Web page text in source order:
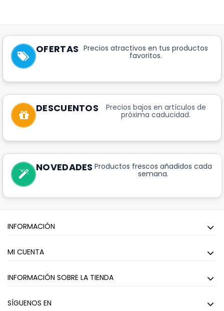
OFERTAS Precios atractivos en tus productos
favoritos.
DESCUENTOS Precios bajos en artículos de
próxima caducidad.
NOVEDADES Productos frescos añadidos cada
semana.
INFORMACIÓN
MI CUENTA
INFORMACIÓN SOBRE LA TIENDA
SÍGUENOS EN